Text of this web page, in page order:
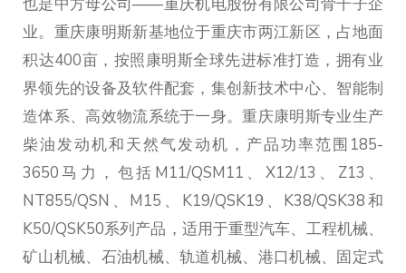
业。重庆康明斯新基地位于重庆市两江新区，占地面
积达400亩，按照康明斯全球先进标准打造，拥有业
界领先的设备及软件配套，集创新技术中心、智能制
造体系、高效物流系统于一身。重庆康明斯专业生产
柴油发动机和天然气发动机，产品功率范围185-
3650马力，包括M11/QSM11、X12/13、Z13、
NT855/QSN、M15、K19/QSK19、K38/QSK38和
K50/QSK50系列产品，适用于重型汽车、工程机械、
矿山机械、石油机械、轨道机械、港口机械、固定式